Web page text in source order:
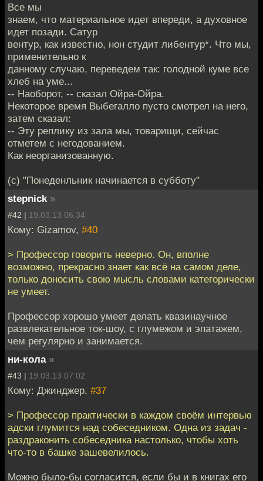
Все мы
знаем, что материальное идет впереди, а духовное
идет позади. Сатур
вентур, как известно, нон студит либентур*. Что мы,
применительно к
данному случаю, переведем так: голодной куме все
хлеб на уме...
-- Наоборот, -- сказал Ойра-Ойра.
Некоторое время Выбегалло пусто смотрел на него,
затем сказал:
-- Эту реплику из зала мы, товарищи, сейчас
отметем с негодованием.
Как неорганизованную.
(с) "Понеденльник начинается в субботу"
stepnick »
#42 | 19.03.13 06:34
Кому: Gizamov, #40
> Профессор говорить неверно. Он, вполне
возможно, прекрасно знает как всё на самом деле,
только доносить свою мысль словами категорически
не умеет.
Профессор хорошо умеет делать квазинаучное
развлекательное ток-шоу, с глумежом и эпатажем,
чем регулярно и занимается.
ни-кола »
#43 | 19.03.13 07:02
Кому: Джинджер, #37
> Профессор практически в каждом своём интервью
адски глумится над собеседником. Одна из задач -
раздраконить собеседника настолько, чтобы хоть
что-то в башке зашевелилось.
Можно было-бы согласится, если бы и в книгах его